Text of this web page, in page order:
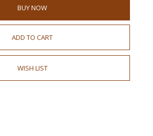
BUY NOW
ADD TO CART
WISH LIST